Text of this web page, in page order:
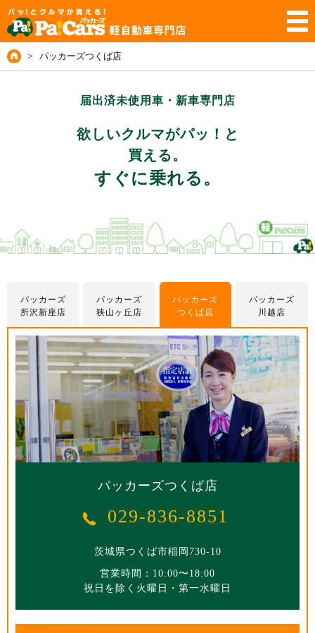
> パッカーズつくば店
届出済未使用車・新車専門店
欲しいクルマがパッ！と
買える。
すぐに乗れる。
パッカーズ
所沢新座店
パッカーズ
狭山ヶ丘店
パッカーズ
つくば店
パッカーズ
川越店
パッカーズ所沢新座店
04-2951-6233
埼玉県所沢市坂之下17-1
営業時間：10:00〜18:00
祝日を除く火曜日・第一水曜日
パッカーズ狭山ヶ丘店
04-2968-7670
埼玉県所沢市東狭山ヶ丘5-2718-2
営業時間：10:00〜18:00
祝日を除く火曜日・第一水曜日
パッカーズつくば店
029-836-8851
茨城県つくば市稲岡730-10
営業時間：10:00〜18:00
祝日を除く火曜日・第一水曜日
049-298-5258
営業時間：10:00〜18:00
祝日を除く火曜日・第一水曜日
アクセス